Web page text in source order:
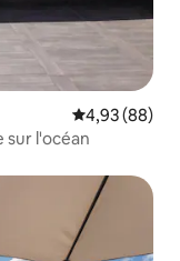
Évaluation
4,93 (88)
sur l'océan